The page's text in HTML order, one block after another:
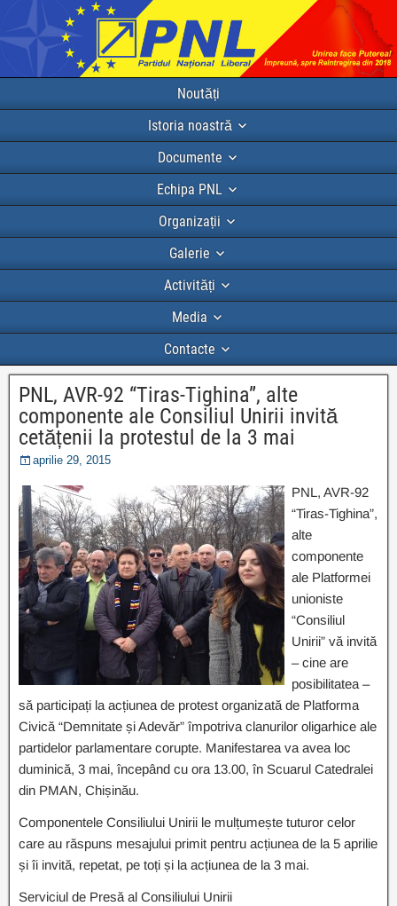
Noutăți
Istoria noastră
Documente
Echipa PNL
Organizații
Galerie
Activități
Media
Contacte
PNL, AVR-92 “Tiras-Tighina”, alte
componente ale Consiliul Unirii invită
cetățenii la protestul de la 3 mai
aprilie 29, 2015
PNL, AVR-92
“Tiras-Tighina”,
alte
componente
ale Platformei
unioniste
“Consiliul
Unirii” vă invită
– cine are
posibilitatea –
să participați la acțiunea de protest organizată de Platforma
Civică “Demnitate și Adevăr” împotriva clanurilor oligarhice ale
partidelor parlamentare corupte. Manifestarea va avea loc
duminică, 3 mai, începând cu ora 13.00, în Scuarul Catedralei
din PMAN, Chișinău.
Componentele Consiliului Unirii le mulțumește tuturor celor
care au răspuns mesajului primit pentru acțiunea de la 5 aprilie
și îi invită, repetat, pe toți și la acțiunea de la 3 mai.
Serviciul de Presă al Consiliului Unirii